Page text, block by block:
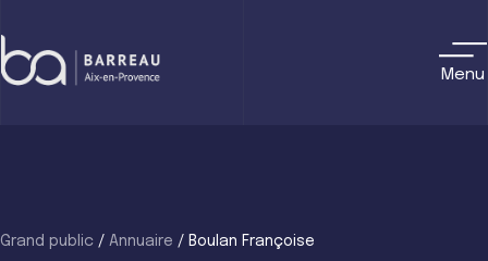
to
content
Menu
Grand public / Annuaire / Boulan Françoise